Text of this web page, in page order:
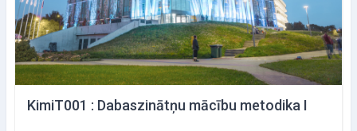
KimiT001 : Dabaszinātņu mācību metodika I